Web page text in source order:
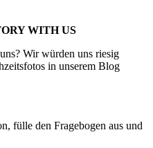
WITH US
Wir würden uns riesig
in unserem Blog
fülle den Fragebogen aus und